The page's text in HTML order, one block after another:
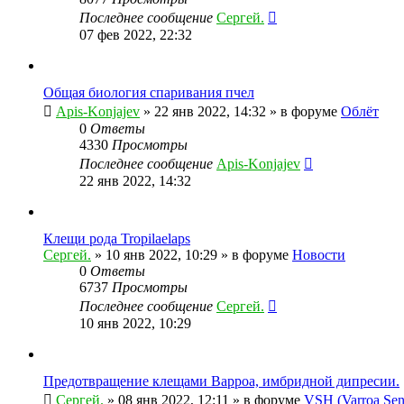
Последнее сообщение Сергей.
07 фев 2022, 22:32
Общая биология спаривания пчел
Apis-Konjajev » 22 янв 2022, 14:32 » в форуме Облёт
0 Ответы
4330 Просмотры
Последнее сообщение Apis-Konjajev
22 янв 2022, 14:32
Клещи рода Tropilaelaps
Сергей. » 10 янв 2022, 10:29 » в форуме Новости
0 Ответы
6737 Просмотры
Последнее сообщение Сергей.
10 янв 2022, 10:29
Предотвращение клещами Варроа, имбридной дипресии.
Сергей. » 08 янв 2022, 12:11 » в форуме VSH (Varroa